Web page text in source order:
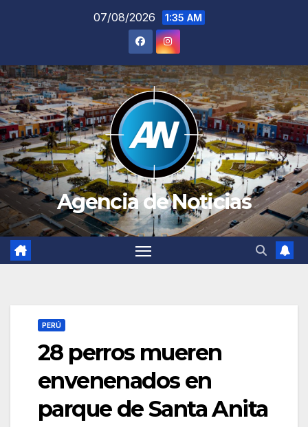
07/08/2026 1:35 AM
Agencia de Noticias
PERÚ
28 perros mueren
envenenados en
parque de Santa Anita